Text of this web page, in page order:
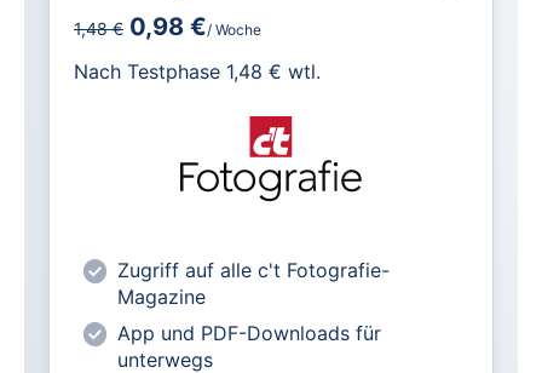
Alle heise-Magazine im Browser und
Alle exklusiven heise+ Artikel frei
lesen
Vorteilspreis für Magazin-
Abonnenten
1,48 € 0,98 €/ Woche
Nach Testphase 1,48 € wtl.
Zugriff auf alle c't Fotografie-
Magazine
App und PDF-Downloads für
unterwegs